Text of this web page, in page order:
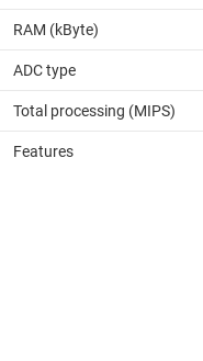
RAM (kByte)
ADC type
Total processing (MIPS)
Features